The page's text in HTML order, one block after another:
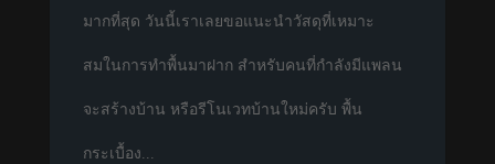
มากที่สุด วันนี้เราเลยขอแนะนำวัสดุที่เหมาะ
สมในการทำพื้นมาฝาก สำหรับคนที่กำลังมีแพลน
จะสร้างบ้าน หรือรีโนเวทบ้านใหม่ครับ พื้น
กระเบื้อง...